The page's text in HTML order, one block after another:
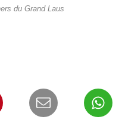
du Grand Laus